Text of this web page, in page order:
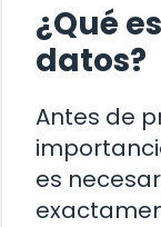
¿Qué
datos?
Antes de
es